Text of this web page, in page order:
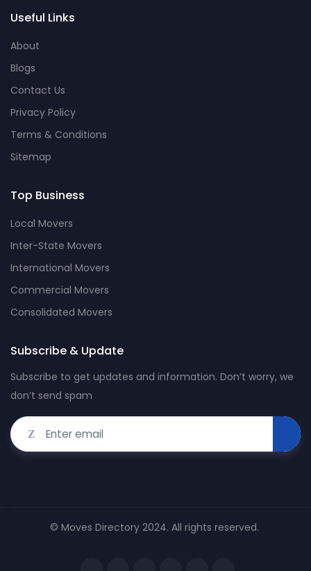
Useful Links
About
Blogs
Contact Us
Privacy Policy
Terms & Conditions
Sitemap
Top Business
Local Movers
Inter-State Movers
International Movers
Commercial Movers
Consolidated Movers
Subscribe & Update
Subscribe to get updates and information. Don’t worry, we
don’t send spam
© Moves Directory 2024. All rights reserved.